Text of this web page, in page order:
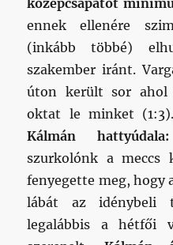
középcsapatot
ennek ellenére
(inkább többé)
szakember iránt.
úton került sor ahol
oktat le minket
Kálmán
szurkolónk a meccs
fenyegette meg, hogy
lábát az idénybeli
legalábbis a hétfői